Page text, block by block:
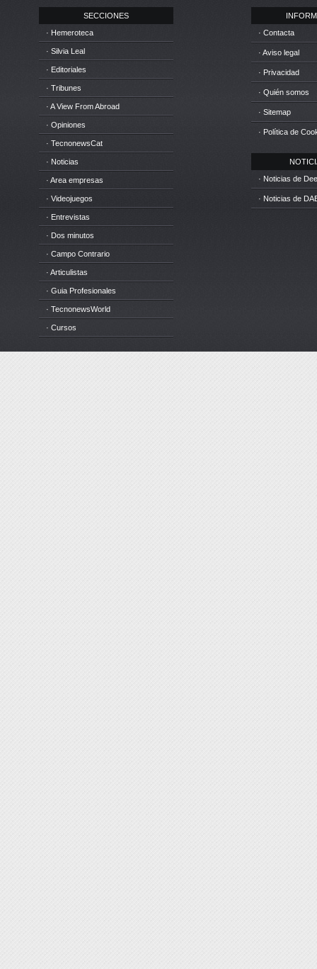
SECCIONES
· Hemeroteca
· Silvia Leal
· Editoriales
· Tribunes
· A View From Abroad
· Opiniones
· TecnonewsCat
· Noticias
· Area empresas
· Videojuegos
· Entrevistas
· Dos minutos
· Campo Contrario
· Articulistas
· Guia Profesionales
· TecnonewsWorld
· Cursos
· Contacta
· Aviso legal
· Privacidad
· Quién somos
· Sitemap
· Política de
· Noticias de
· Noticias de